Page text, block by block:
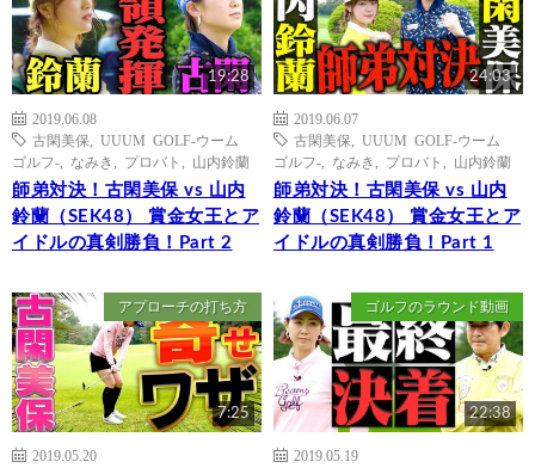
19:28
2019.06.08
古閑美保
UUUM GOLF-ウーム
ゴルフ-
なみき プロバト 山内鈴蘭
師弟対決！古閑美保 vs 山内
鈴蘭（SEK48） 賞金女王とア
イドルの真剣勝負！Part 2
24:03
2019.06.07
古閑美保
UUUM GOLF-ウーム
ゴルフ-
なみき プロバト 山内鈴蘭
師弟対決！古閑美保 vs 山内
鈴蘭（SEK48） 賞金女王とア
イドルの真剣勝負！Part 1
アプローチの打ち方
7:25
2019.05.20
ゴルフのラウンド動画
22:38
2019.05.19